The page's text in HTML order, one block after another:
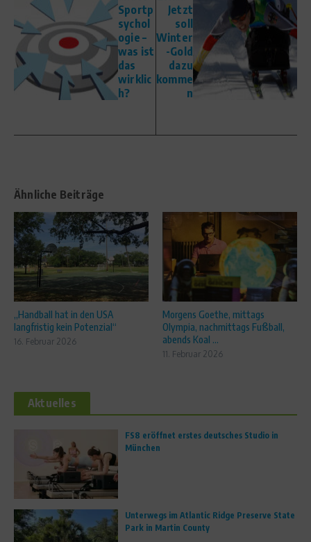
Sportp
sychol
ogie –
was ist
das
wirklic
h?
Jetzt
soll
Winter
-Gold
dazu
komme
n
Ähnliche Beiträge
„Handball hat in den USA
langfristig kein Potenzial“
16. Februar 2026
Morgens Goethe, mittags
Olympia, nachmittags Fußball,
abends Koal ...
11. Februar 2026
Aktuelles
FS8 eröffnet erstes deutsches Studio in
München
Unterwegs im Atlantic Ridge Preserve State
Park in Martin County